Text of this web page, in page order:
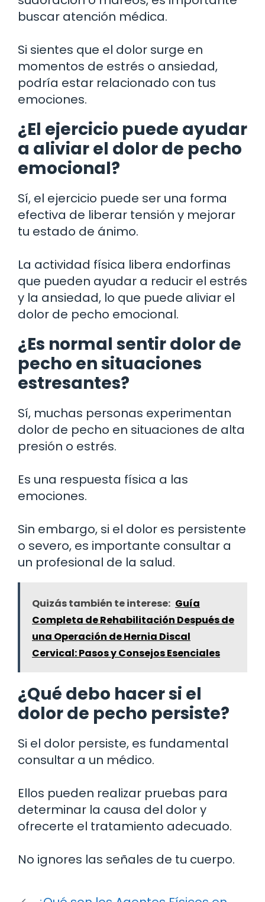
buscar atención médica.
Si sientes que el dolor surge en
momentos de estrés o ansiedad,
podría estar relacionado con tus
emociones.
¿El ejercicio puede ayudar
a aliviar el dolor de pecho
emocional?
Sí, el ejercicio puede ser una forma
efectiva de liberar tensión y mejorar
tu estado de ánimo.
La actividad física libera endorfinas
que pueden ayudar a reducir el estrés
y la ansiedad, lo que puede aliviar el
dolor de pecho emocional.
¿Es normal sentir dolor de
pecho en situaciones
estresantes?
Sí, muchas personas experimentan
dolor de pecho en situaciones de alta
presión o estrés.
Es una respuesta física a las
emociones.
Sin embargo, si el dolor es persistente
o severo, es importante consultar a
un profesional de la salud.
Quizás también te interese: Guía
Completa de Rehabilitación Después de
una Operación de Hernia Discal
Cervical: Pasos y Consejos Esenciales
¿Qué debo hacer si el
dolor de pecho persiste?
Si el dolor persiste, es fundamental
consultar a un médico.
Ellos pueden realizar pruebas para
determinar la causa del dolor y
ofrecerte el tratamiento adecuado.
No ignores las señales de tu cuerpo.